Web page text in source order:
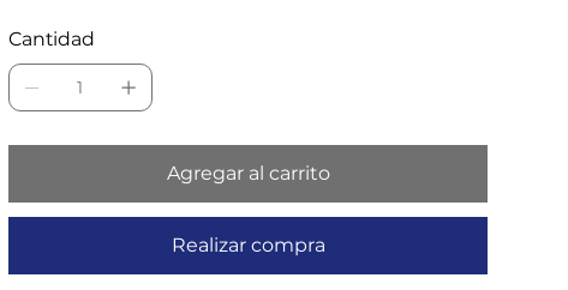
Cantidad
Agregar al carrito
Realizar compra